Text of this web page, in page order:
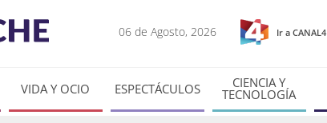
06 de Agosto, 2026 Ir a CANAL4
VIDA Y OCIO ESPECTÁCULOS CIENCIA Y
TECNOLOGÍA